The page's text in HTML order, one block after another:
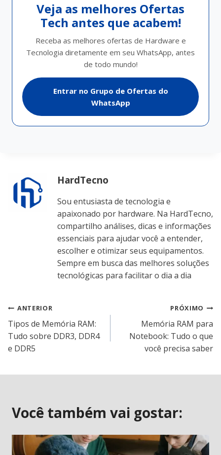
Veja as melhores Ofertas
Tech antes que acabem!
Receba as melhores ofertas de Hardware e
Tecnologia diretamente em seu WhatsApp, antes
de todo mundo!
Entrar no Grupo de Ofertas do
WhatsApp
HardTecno
Sou entusiasta de tecnologia e
apaixonado por hardware. Na HardTecno,
compartilho análises, dicas e informações
essenciais para ajudar você a entender,
escolher e otimizar seus equipamentos.
Sempre em busca das melhores soluções
tecnológicas para facilitar o dia a dia
Navegação
de
Post
ANTERIOR
Tipos de Memória RAM:
Tudo sobre DDR3, DDR4
e DDR5
PRÓXIMO
Memória RAM para
Notebook: Tudo o que
você precisa saber
Você também vai gostar: